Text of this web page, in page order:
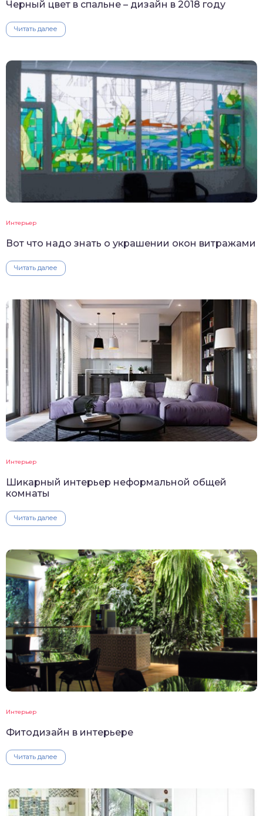
Черный цвет в спальне – дизайн в 2018 году
Читать далее
Интерьер
Вот что надо знать о украшении окон витражами
Читать далее
Интерьер
Шикарный интерьер неформальной общей
комнаты
Читать далее
Интерьер
Фитодизайн в интерьере
Читать далее